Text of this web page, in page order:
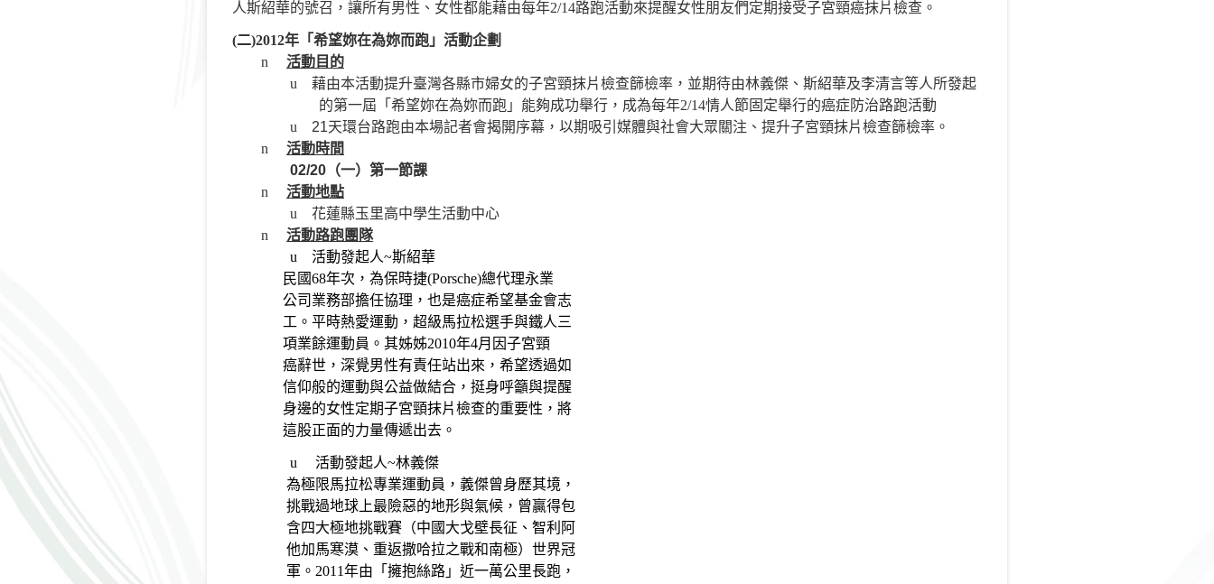
人斯紹華的號召，讓所有男性、女性都能藉由每年2/14路跑活動來提醒女性朋友們定期接受子宮頸癌抹片檢查。
(二)2012年 「希望妳在為妳而跑」 活動企劃
n
活動目的
u
藉由本活動提升臺灣各縣市婦女的子宮頸抹片檢查篩檢率，並期待由林義傑、斯紹華及李清言等人所發起
的第一屆「希望妳在為妳而跑」能夠成功舉行，成為每年2/14情人節固定舉行的癌症防治路跑活動
u
21天環台路跑由本場記者會揭開序幕，以期吸引媒體與社會大眾關注、提升子宮頸抹片檢查篩檢率。
n
活動時間
02/20 （一） 第一節課
n
活動地點
u
花蓮縣玉里高中學生活動中心
n
活動路跑團隊
u
活動發起人~斯紹華
民國68年次，為保時捷(Porsche)總代理永業
公司業務部擔任協理，也是癌症希望基金會志
工。平時熱愛運動，超級馬拉松選手與鐵人三
項業餘運動員。其姊姊2010年4月因子宮頸
癌辭世，深覺男性有責任站出來，希望透過如
信仰般的運動與公益做結合，挺身呼籲與提醒
身邊的女性定期子宮頸抹片檢查的重要性， 將
這股正面的力量傳遞出去。
u
活動發起人~林義傑
為極限馬拉松專業運動員，義傑曾身歷其境，
挑戰過地球上最險惡的地形與氣候，曾贏得包
含四大極地挑戰賽（中國大戈壁長征、智利阿
他加馬寒漠、重返撒哈拉之戰和南極）世界冠
軍。2011年由「擁抱絲路」近一萬公里長跑，